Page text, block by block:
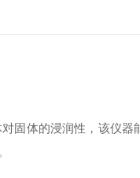
的浸润性，该仪器